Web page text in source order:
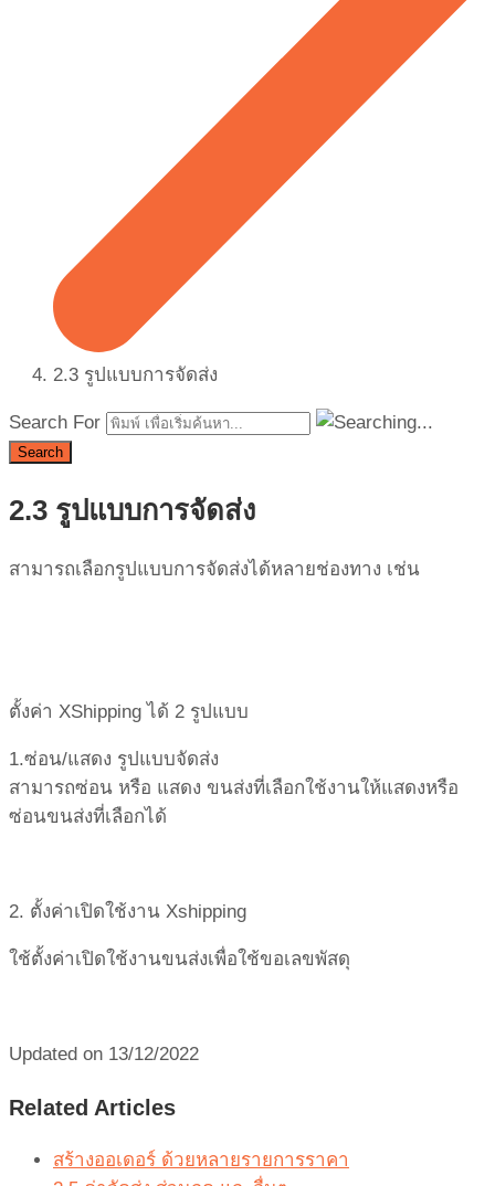
2.3 รูปแบบการจัดส่ง
Search For
Search
2.3 รูปแบบการจัดส่ง
สามารถเลือกรูปแบบการจัดส่งได้หลายช่องทาง เช่น
ตั้งค่า XShipping ได้ 2 รูปแบบ
1.ซ่อน/แสดง รูปแบบจัดส่ง
สามารถซ่อน หรือ แสดง ขนส่งที่เลือกใช้งานให้แสดงหรือ
ซ่อนขนส่งที่เลือกได้
2. ตั้งค่าเปิดใช้งาน Xshipping
ใช้ตั้งค่าเปิดใช้งานขนส่งเพื่อใช้ขอเลขพัสดุ
Updated on 13/12/2022
Related Articles
สร้างออเดอร์ ด้วยหลายรายการราคา